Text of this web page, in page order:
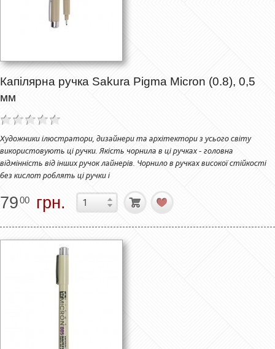
Капілярна ручка Sakura Pigma Micron (0.8), 0,5
мм
Художники ілюстратори, дизайнери та архітектори з усього світу
використовують ці ручки. Якість чорнила в ці ручках - головна
відмінність від інших ручок лайнерів. Чорнило в ручках високої стійкості
без кислот роблять ці ручки і
7900 грн.